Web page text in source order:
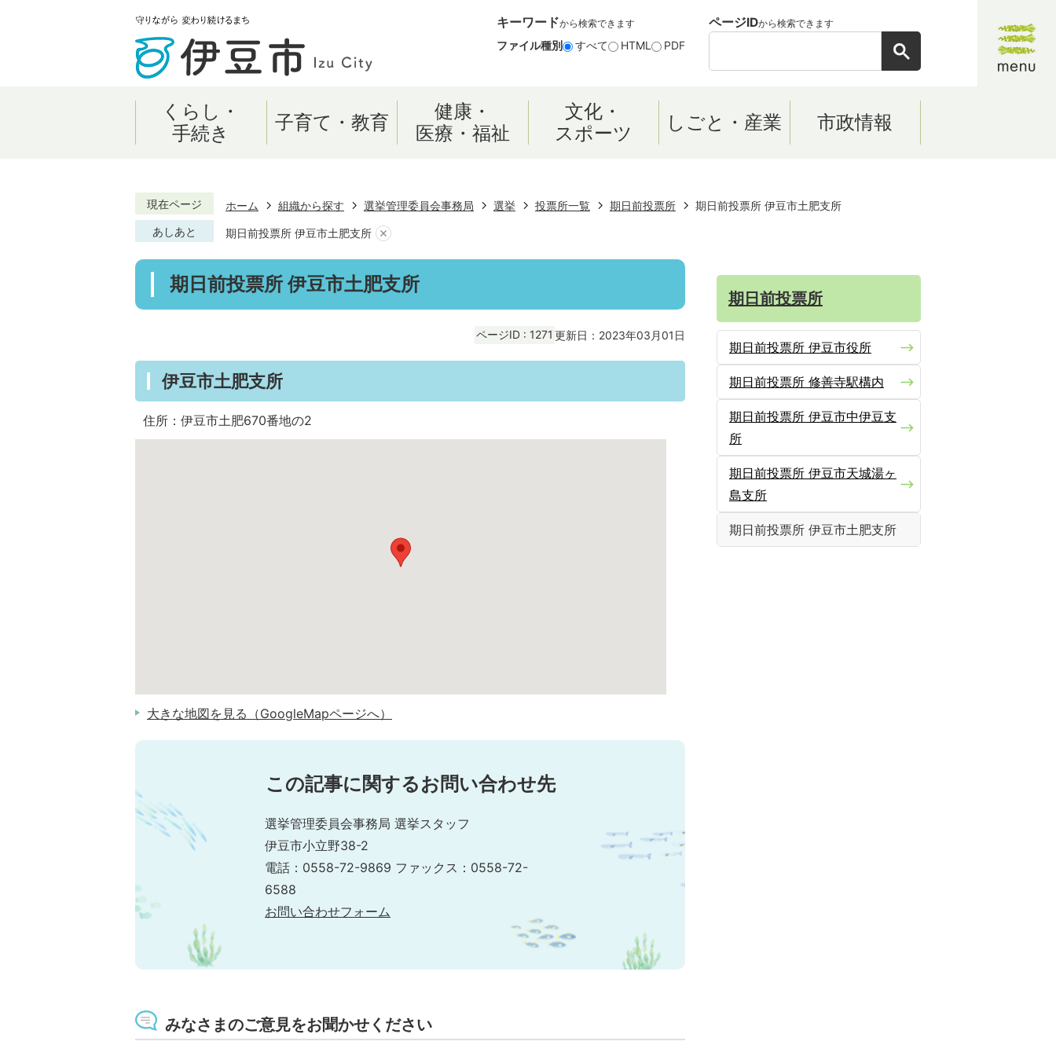
キーワードから検索できます
ファイル種別 すべて HTML PDF
ページIDから検索できます
くらし・
手続き
子育て・教育
健康・
医療・福祉
文化・
スポーツ
しごと・産業 市政情報
現在ページ ホーム 組織から探す 選挙管理委員会事務局 選挙 投票所一覧 期日前投票所
期日前投票所 伊豆市土肥支所
あしあと
期日前投票所 伊豆市土肥支所
期日前投票所 伊豆市土肥支所
ページID : 1271 更新日：2023年03月01日
伊豆市土肥支所
住所：伊豆市土肥670番地の2
大きな地図を見る（GoogleMapページへ）
この記事に関するお問い合わせ先
選挙管理委員会事務局 選挙スタッフ
伊豆市小立野38-2
電話：0558-72-9869 ファックス：0558-72-
6588
お問い合わせフォーム
みなさまのご意見をお聞かせください
期日前投票所
期日前投票所 伊豆市役所
期日前投票所 修善寺駅構内
期日前投票所 伊豆市中伊豆支
所
期日前投票所 伊豆市天城湯ヶ
島支所
期日前投票所 伊豆市土肥支所